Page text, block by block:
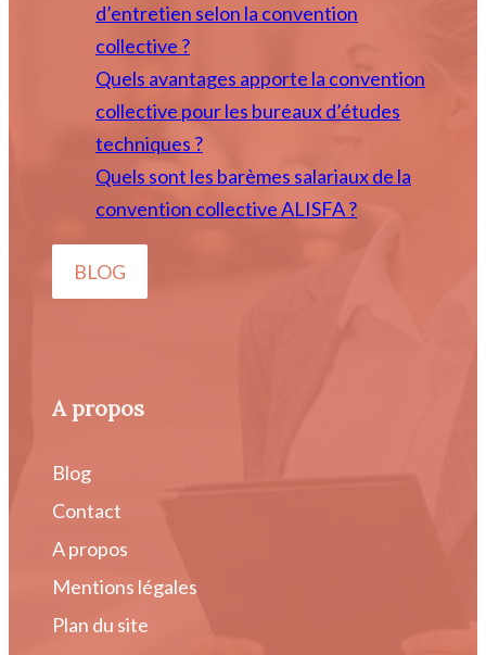
d’entretien selon la convention
collective ?
Quels avantages apporte la convention
collective pour les bureaux d’études
techniques ?
Quels sont les barèmes salariaux de la
convention collective ALISFA ?
BLOG
A propos
Blog
Contact
A propos
Mentions légales
Plan du site